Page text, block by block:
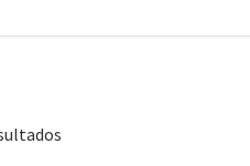
Classificado